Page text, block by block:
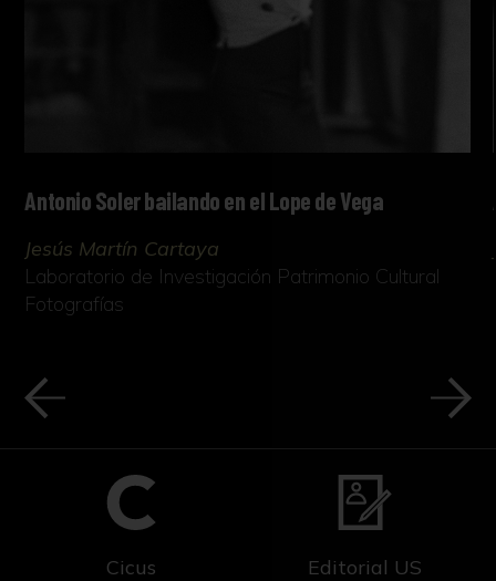
Antonio Soler bailando en el Lope de Vega
Jesús Martín Cartaya
Laboratorio de Investigación Patrimonio Cultural
Fotografías
Cicus Editorial US